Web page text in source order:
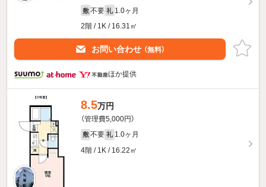
敷 不要 礼 1.0ヶ月
2階 / 1K / 16.31㎡
お問い合わせ （無料）
ほか提供
8.5万円
（管理費5,000円）
敷 不要 礼 1.0ヶ月
4階 / 1K / 16.22㎡